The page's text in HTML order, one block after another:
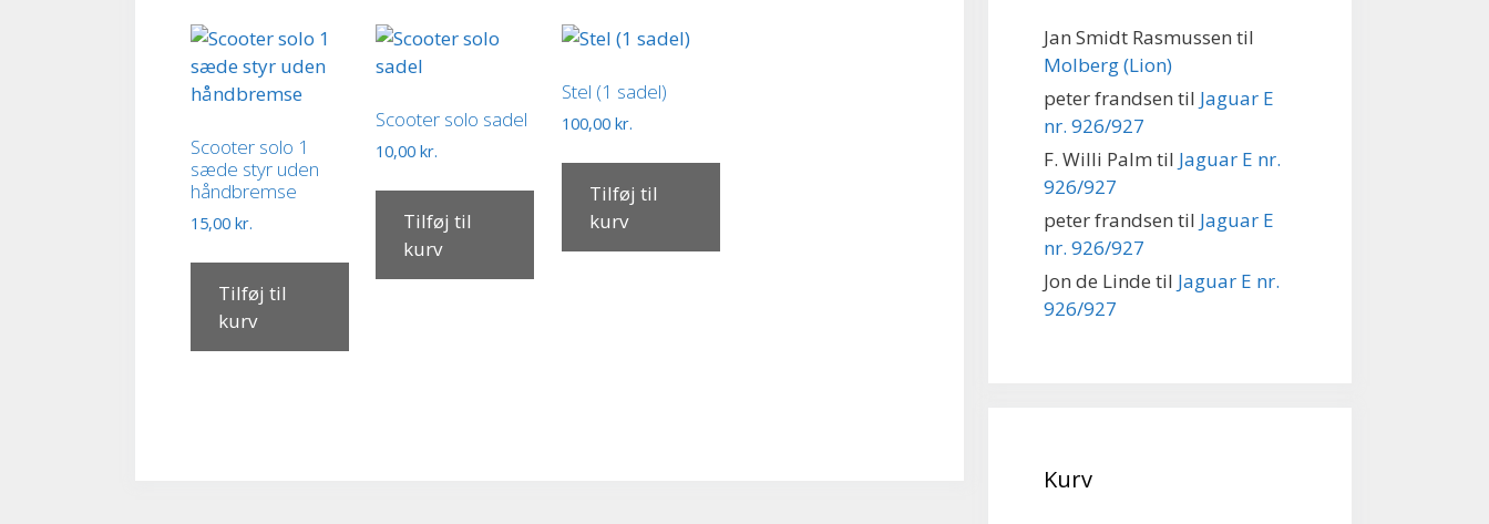
Scooter solo 1
sæde styr uden
håndbremse
15,00 kr.
Tilføj til
kurv
Scooter solo sadel
10,00kr.
Tilføj til
kurv
Stel (1 sadel)
100,00 kr.
Tilføj til
kurv
Jan Smidt Rasmussen til
Molberg (Lion)
peter frandsen til Jaguar E
nr. 926/927
F. Willi Palm til Jaguar E nr.
926/927
peter frandsen til Jaguar E
nr. 926/927
Jon de Linde til Jaguar E nr.
926/927
Kurv